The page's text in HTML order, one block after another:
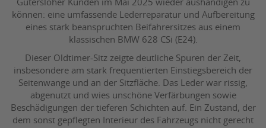
Gütersloher Kunden im Mai 2025 wieder aushändigen zu
können: eine umfassende Lederreparatur und Aufbereitung
eines stark beanspruchten Beifahrersitzes aus einem
klassischen BMW 628 CSi (E24).
Dieser Oldtimer-Sitz zeigte deutliche Spuren der Zeit,
insbesondere am stark frequentierten Einstiegsbereich der
Seitenwange und an der Sitzfläche. Das Leder war rissig,
abgenutzt und wies unschöne Verfärbungen sowie
Beschädigungen der tieferen Schichten auf. Ein Zustand, der
dem sonst gepflegten Interieur des Fahrzeugs nicht gerecht